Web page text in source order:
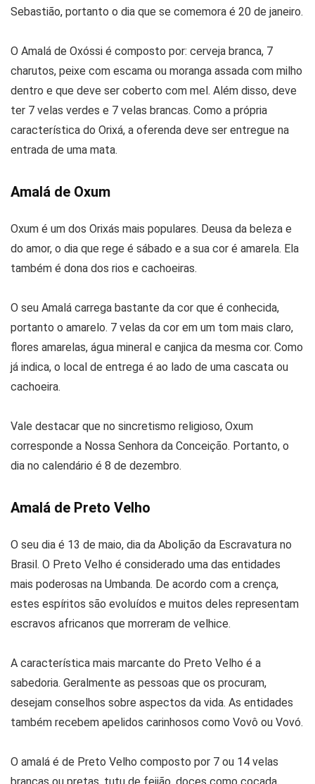
Sebastião, portanto o dia que se comemora é 20 de janeiro.
O Amalá de Oxóssi é composto por: cerveja branca, 7
charutos, peixe com escama ou moranga assada com milho
dentro e que deve ser coberto com mel. Além disso, deve
ter 7 velas verdes e 7 velas brancas. Como a própria
característica do Orixá, a oferenda deve ser entregue na
entrada de uma mata.
Amalá de Oxum
Oxum é um dos Orixás mais populares. Deusa da beleza e
do amor, o dia que rege é sábado e a sua cor é amarela. Ela
também é dona dos rios e cachoeiras.
O seu Amalá carrega bastante da cor que é conhecida,
portanto o amarelo. 7 velas da cor em um tom mais claro,
flores amarelas, água mineral e canjica da mesma cor. Como
já indica, o local de entrega é ao lado de uma cascata ou
cachoeira.
Vale destacar que no sincretismo religioso, Oxum
corresponde a Nossa Senhora da Conceição. Portanto, o
dia no calendário é 8 de dezembro.
Amalá de Preto Velho
O seu dia é 13 de maio, dia da Abolição da Escravatura no
Brasil. O Preto Velho é considerado uma das entidades
mais poderosas na Umbanda. De acordo com a crença,
estes espíritos são evoluídos e muitos deles representam
escravos africanos que morreram de velhice.
A característica mais marcante do Preto Velho é a
sabedoria. Geralmente as pessoas que os procuram,
desejam conselhos sobre aspectos da vida. As entidades
também recebem apelidos carinhosos como Vovô ou Vovó.
O amalá é de Preto Velho composto por 7 ou 14 velas